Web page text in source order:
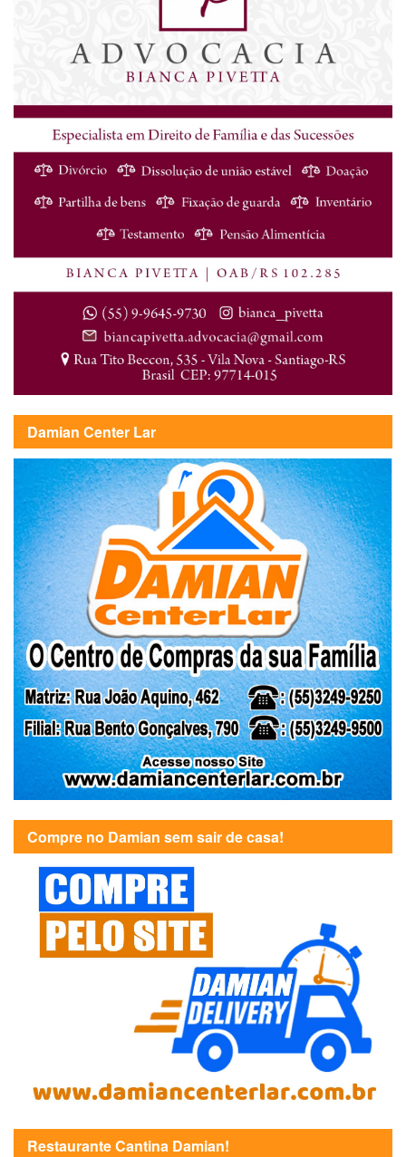
Damian Center Lar
Compre no Damian sem sair de casa!
Restaurante Cantina Damian!